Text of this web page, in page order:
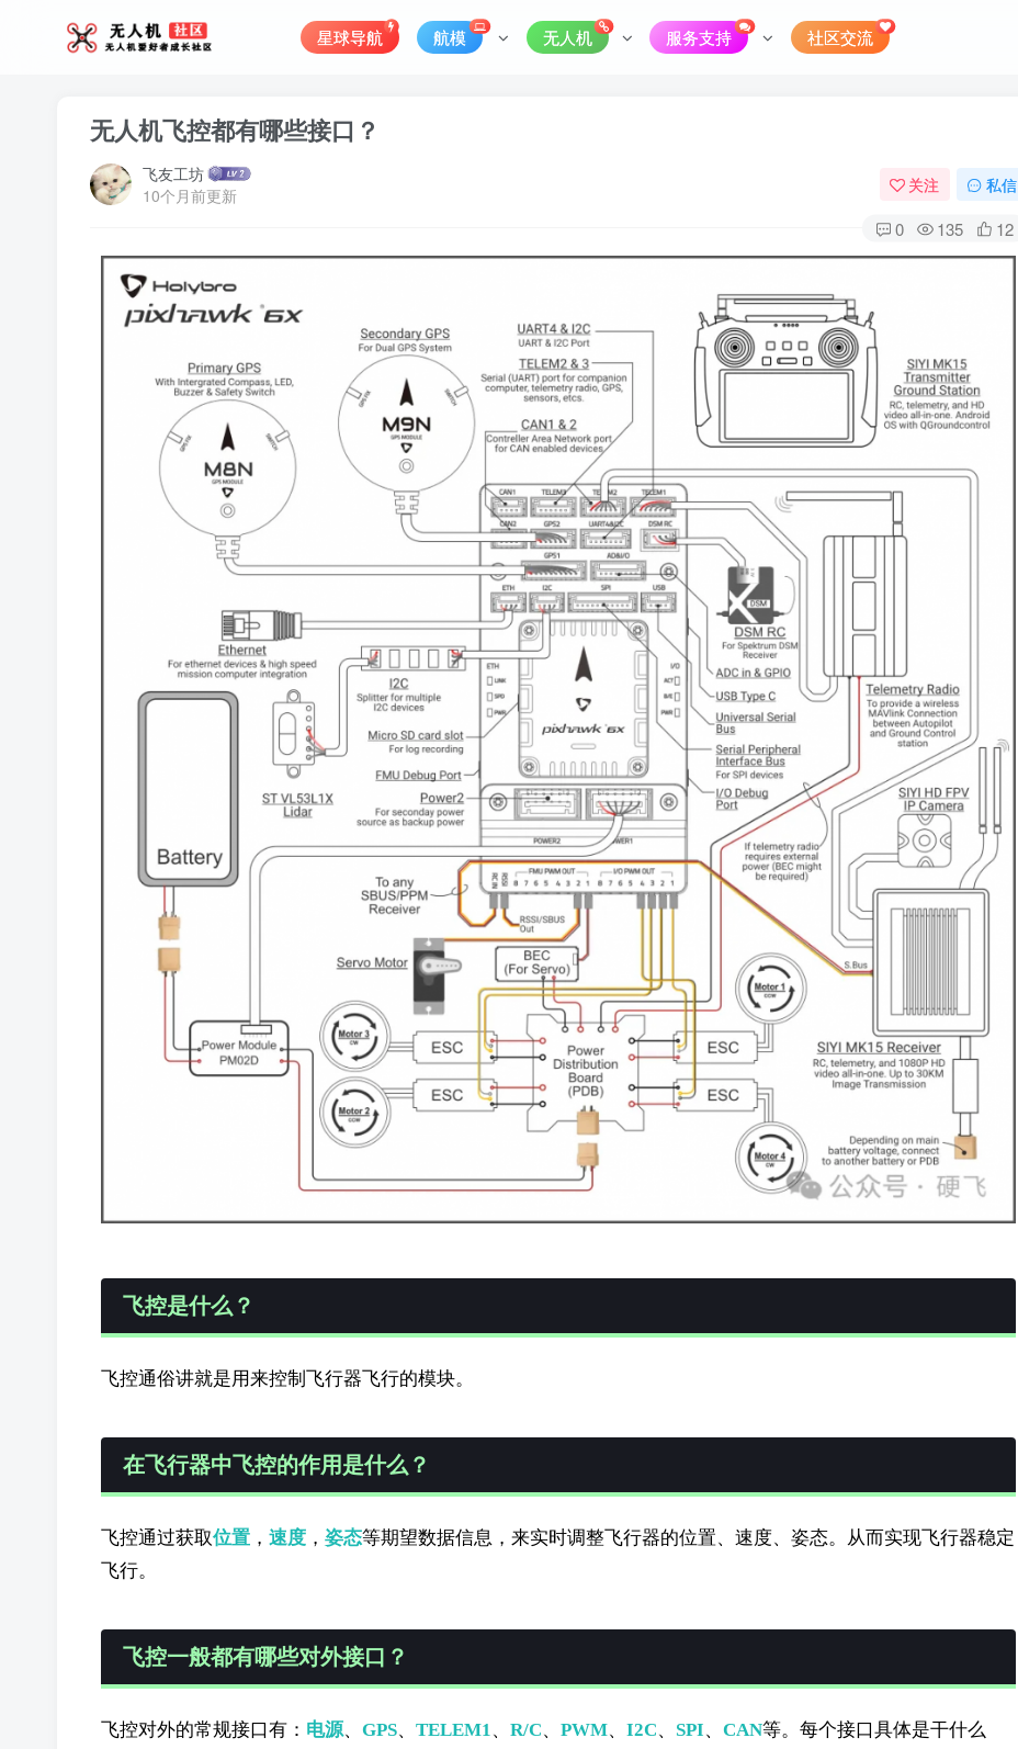
星球导航 航模 无人机 服务支持 社区交流
无人机飞控都有哪些接口？
飞友工坊
10个月前更新
关注 私信
0 135 12
飞控是什么？
飞控通俗讲就是用来控制飞行器飞行的模块。
在飞行器中飞控的作用是什么？
飞控通过获取位置 ， 速度 ， 姿态等期望数据信息，来实时调整飞行器的位置、速度、姿态。从而实现飞行器稳定
飞行。
飞控一般都有哪些对外接口？
飞控对外的常规接口有： 电源、 GPS、 TELEM1、 R/C、 PWM、 I2C、 SPI、 CAN等。每个接口具体是干什么